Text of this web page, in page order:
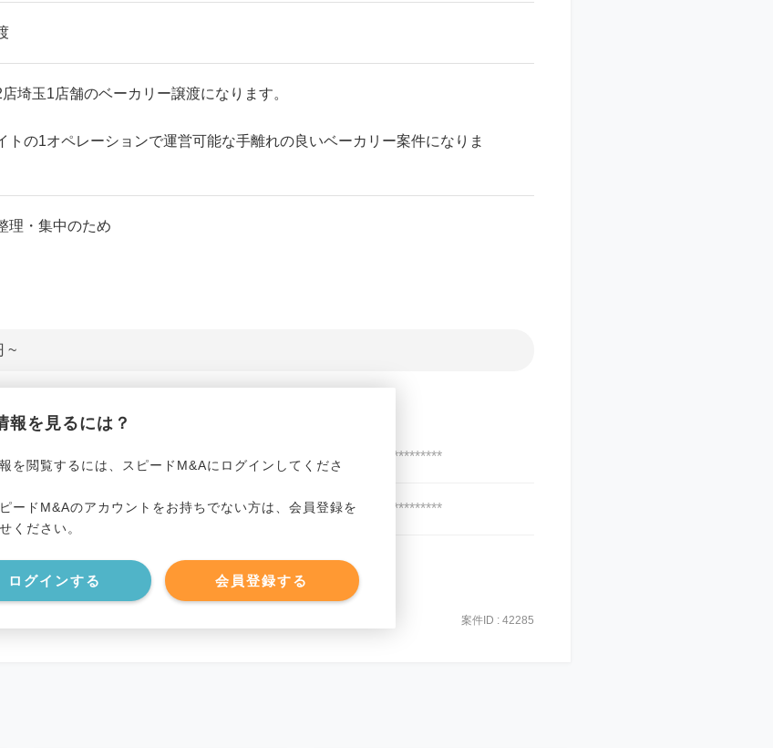
埼玉1店舗のベーカリー譲渡になります。
トの1オペレーションで運営可能な手離れの良いベーカリー案件になりま
理・集中のため
~
報を見るには？
を閲覧するには、スピードM&Aにログインしてくださ
ードM&Aのアカウントをお持ちでない方は、会員登録を
ください。
ログインする 会員登録する
事業資産 ********************
事業負債 ********************
案件ID : 42285